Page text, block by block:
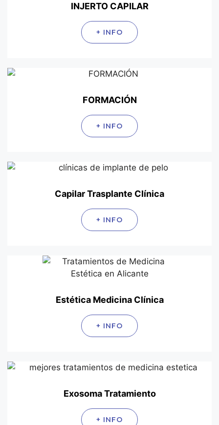
INJERTO CAPILAR
+ INFO
FORMACIÓN
+ INFO
Capilar Trasplante Clínica
+ INFO
Estética Medicina Clínica
+ INFO
Exosoma Tratamiento
+ INFO